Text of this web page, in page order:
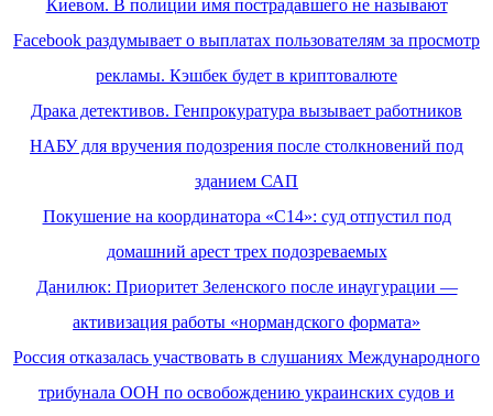
Киевом. В полиции имя пострадавшего не называют
Facebook раздумывает о выплатах пользователям за просмотр
рекламы. Кэшбек будет в криптовалюте
Драка детективов. Генпрокуратура вызывает работников
НАБУ для вручения подозрения после столкновений под
зданием САП
Покушение на координатора «С14»: суд отпустил под
домашний арест трех подозреваемых
Данилюк: Приоритет Зеленского после инаугурации —
активизация работы «нормандского формата»
Россия отказалась участвовать в слушаниях Международного
трибунала ООН по освобождению украинских судов и